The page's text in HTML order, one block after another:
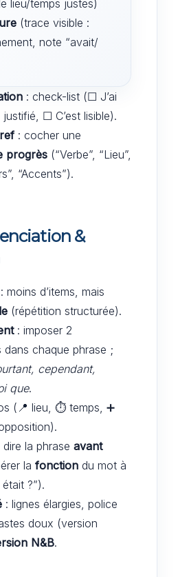
lieu/temps justes)
(trace visible :
note “avait/
: check-list (☐ J’ai
☐ C’est lisible).
: cocher une
progrès (“Verbe”, “Lieu”,
“Accents”).
&
moins d’items, mais
(répétition structurée).
: imposer 2
dans chaque phrase ;
cependant,
que.
(📍 lieu, ⏱️ temps, ➕
dire la phrase avant
la fonction du mot à
?”).
: lignes élargies, police
doux (version
N&B.